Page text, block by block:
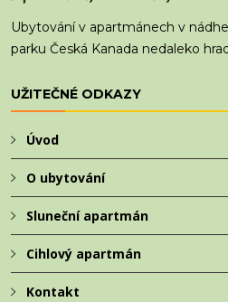
Ubytování v apartmánech v
parku Česká Kanada nedaleko
UŽITEČNÉ ODKAZY
Úvod
O ubytování
Sluneční apartmán
Cihlový apartmán
Kontakt